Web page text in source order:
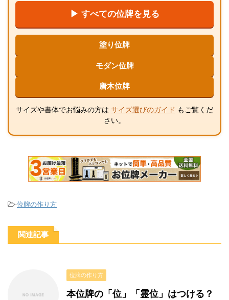
▶ すべての位牌を見る
塗り位牌
モダン位牌
唐木位牌
サイズや書体でお悩みの方は サイズ選びのガイド もご覧くだ
さい。
-位牌の作り方
関連記事
位牌の作り方
本位牌の「位」「霊位」はつける？